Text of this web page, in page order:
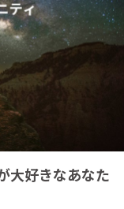
大好きなあなた